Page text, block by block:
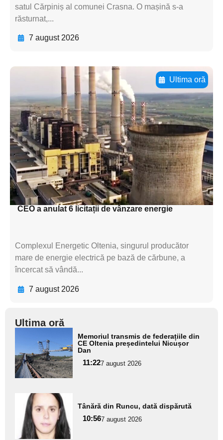
satul Cărpiniș al comunei Crasna. O mașină s-a
răsturnat,...
7 august 2026
Ultima oră
Adaugă aici textul pentru
subtitluAdaugă aici
textul pentru
subtitluAdaugă aici
textul pentru
subtitluAdaugă aici
textul pentru subti
CEO a anulat 6 licitații de vânzare energie
Complexul Energetic Oltenia, singurul producător
mare de energie electrică pe bază de cărbune, a
încercat să vândă...
7 august 2026
Ultima oră
aici textul
pentru
subtitlu
Memoriul transmis de federațiile din
CE Oltenia președintelui Nicușor
Dan
11:227 august 2026
Adaugă
aici textul
pentru
subtitlu
Tânără din Runcu, dată dispărută
10:567 august 2026